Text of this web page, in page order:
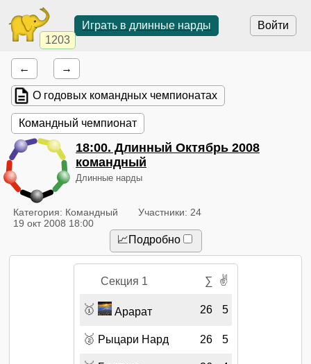
1203
Войти
Играть в длинные нарды
← →
О годовых командных чемпионатах
Командный чемпионат
18:00. Длинный Октябрь 2008
командный
Длинные нарды
Категория: Командный
Участники: 24
19 окт 2008 18:00
📈Подробно
Секция 1 ∑ ✌
🥇 Арарат 26 5
🥈 Рыцари Нард 26 5